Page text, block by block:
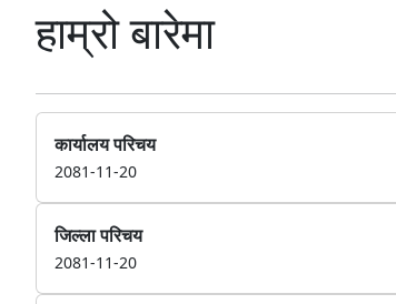
हाम्रो बारेमा
कार्यालय परिचय
2081-11-20
जिल्ला परिचय
2081-11-20